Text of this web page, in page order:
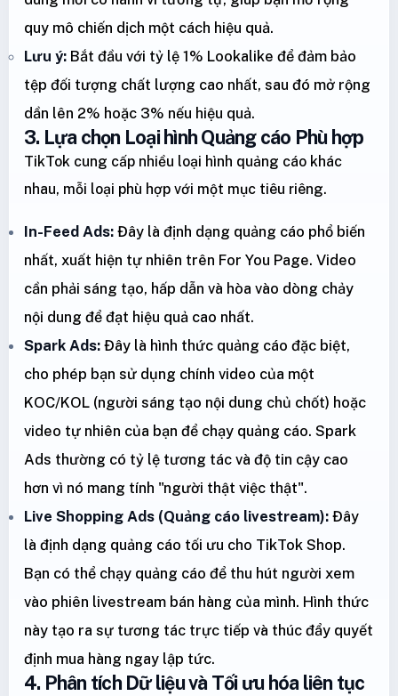
quy mô chiến dịch một cách hiệu quả.
Lưu ý: Bắt đầu với tỷ lệ 1% Lookalike để đảm bảo
tệp đối tượng chất lượng cao nhất, sau đó mở rộng
dần lên 2% hoặc 3% nếu hiệu quả.
3. Lựa chọn Loại hình Quảng cáo Phù hợp
TikTok cung cấp nhiều loại hình quảng cáo khác
nhau, mỗi loại phù hợp với một mục tiêu riêng.
In-Feed Ads: Đây là định dạng quảng cáo phổ biến
nhất, xuất hiện tự nhiên trên For You Page. Video
cần phải sáng tạo, hấp dẫn và hòa vào dòng chảy
nội dung để đạt hiệu quả cao nhất.
Spark Ads: Đây là hình thức quảng cáo đặc biệt,
cho phép bạn sử dụng chính video của một
KOC/KOL (người sáng tạo nội dung chủ chốt) hoặc
video tự nhiên của bạn để chạy quảng cáo. Spark
Ads thường có tỷ lệ tương tác và độ tin cậy cao
hơn vì nó mang tính "người thật việc thật".
Live Shopping Ads (Quảng cáo livestream): Đây
là định dạng quảng cáo tối ưu cho TikTok Shop.
Bạn có thể chạy quảng cáo để thu hút người xem
vào phiên livestream bán hàng của mình. Hình thức
này tạo ra sự tương tác trực tiếp và thúc đẩy quyết
định mua hàng ngay lập tức.
4. Phân tích Dữ liệu và Tối ưu hóa liên tục